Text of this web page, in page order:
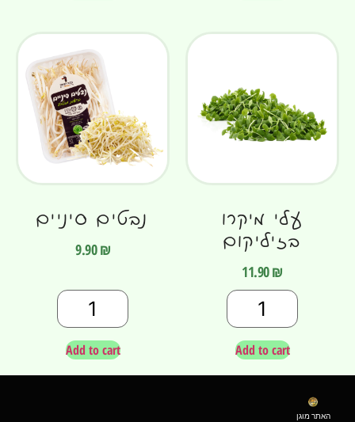
נבטים סיניים
9.90₪
Add to cart
עלי מיקרו
בזיליקום
11.90₪
Add to cart
האתר מוגן